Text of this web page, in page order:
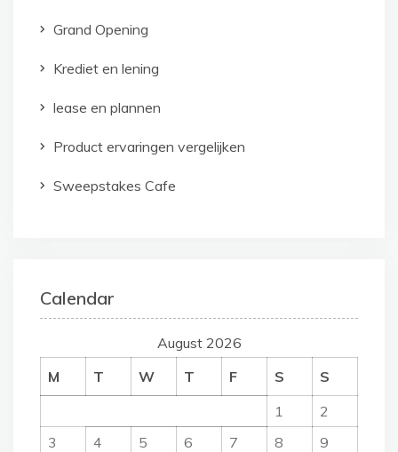
Grand Opening
Krediet en lening
lease en plannen
Product ervaringen vergelijken
Sweepstakes Cafe
Calendar
August 2026
M
T W T F S
S
1
2
3
4 5 6 7 8
9